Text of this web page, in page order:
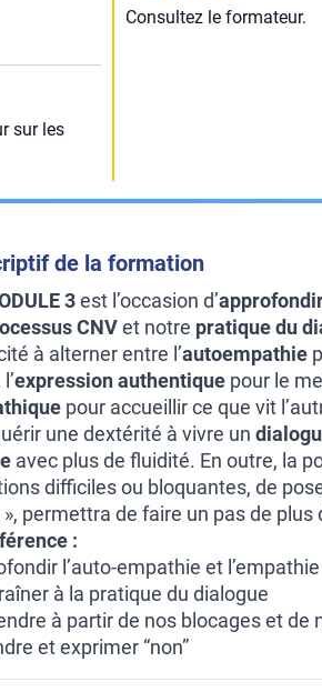
sur les
Consultez le formateur.
de la formation
3est l’occasion d’
CNVet notre pratique du
à alterner entre l’autoempathie
expression authentique pour le
pour accueillir ce que vit
une dextérité à vivre un
avec plus de fluidité. En outre, la
difficiles ou bloquantes, de
», permettra de faire un pas de
:
l’auto-empathie et l’empathie
à la pratique du dialogue
à partir de nos blocages et de
et exprimer “non”